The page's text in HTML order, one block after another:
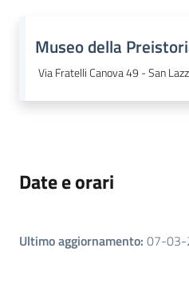
Seguici
Museo della
Via Fratelli Canova 49 - San
Date e orari
Ultimo aggiornamento: 07-03-